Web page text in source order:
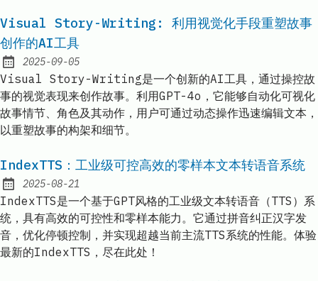
Visual Story-Writing: 利用视觉化手段重塑故事
创作的AI工具
Published:
2025-09-05
Visual Story-Writing是一个创新的AI工具，通过操控故
事的视觉表现来创作故事。利用GPT-4o，它能够自动化可视化
故事情节、角色及其动作，用户可通过动态操作迅速编辑文本，
以重塑故事的构架和细节。
IndexTTS：工业级可控高效的零样本文本转语音系统
Published:
2025-08-21
IndexTTS是一个基于GPT风格的工业级文本转语音（TTS）系
统，具有高效的可控性和零样本能力。它通过拼音纠正汉字发
音，优化停顿控制，并实现超越当前主流TTS系统的性能。体验
最新的IndexTTS，尽在此处！